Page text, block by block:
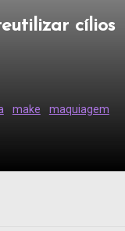
cílios
make
maquiagem